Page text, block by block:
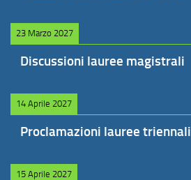
23 Marzo 2027
Discussioni lauree magistrali
14 Aprile 2027
Proclamazioni lauree triennali
15 Aprile 2027